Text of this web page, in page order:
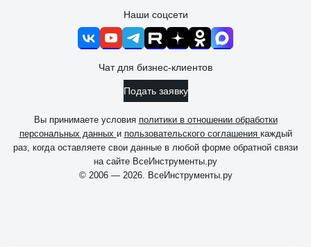
Наши соцсети
Чат для бизнес-клиентов
Подать заявку
Вы принимаете условия политики в отношении обработки
персональных данных и пользовательского соглашения каждый
раз, когда оставляете свои данные в любой форме обратной связи
на сайте ВсеИнструменты.ру
© 2006 — 2026. ВсеИнструменты.ру